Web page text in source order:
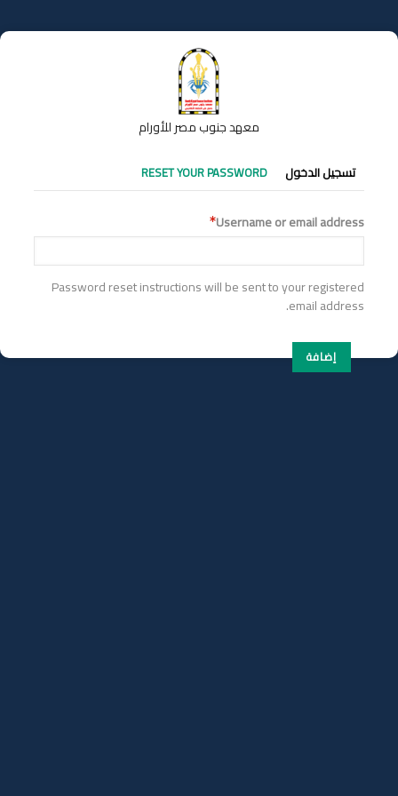
إلى
المحتوى
معهد جنوب مصر للأورام
التبويبات
الأساسية
تسجيل الدخول RESET YOUR PASSWORD
Username or email address
Password reset instructions will be sent to your registered
email address.